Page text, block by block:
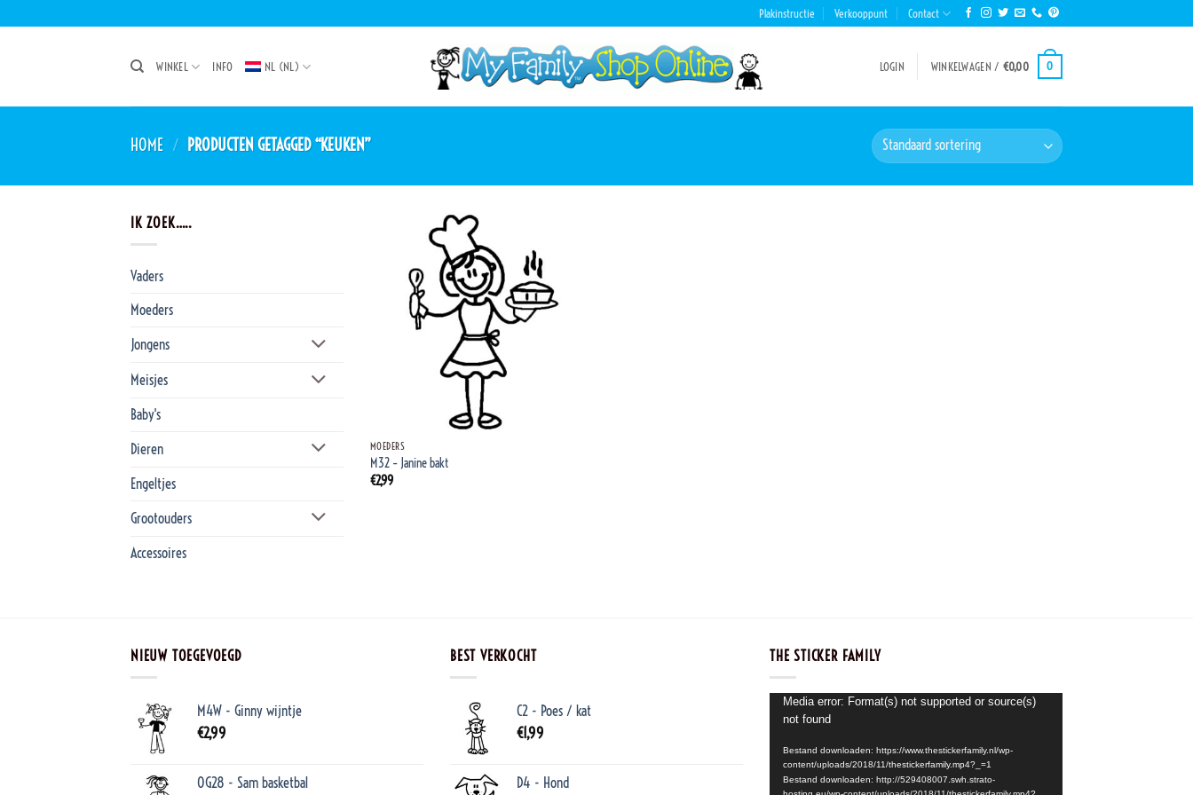
naar
Plakinstructie Verkooppunt Contact
WINKEL INFO NL (NL) LOGIN WINKELWAGEN / €0,00 0
HOME / PRODUCTEN GETAGGED “KEUKEN”
IK ZOEK…..
Vaders
Moeders
Jongens
Meisjes
Baby's
Dieren
Engeltjes
Grootouders
Accessoires
MOEDERS
M32 – Janine bakt
€2,99
NIEUW TOEGEVOEGD
M4W - Ginny wijntje
€2,99
OG28 - Sam basketbal
BEST VERKOCHT
C2 - Poes / kat
€1,99
D4 - Hond
THE STICKER FAMILY
Videospeler
Media error: Format(s) not supported or source(s)
not found
Bestand downloaden: https://www.thestickerfamily.nl/wp-
content/uploads/2018/11/thestickerfamily.mp4?_=1
Bestand downloaden: http://529408007.swh.strato-